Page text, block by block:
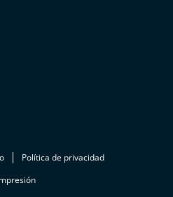
Política de privacidad